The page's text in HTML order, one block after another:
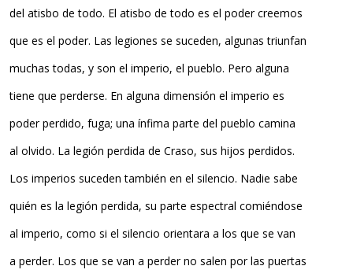
del atisbo de todo. El atisbo de todo es el poder creemos
que es el poder. Las legiones se suceden, algunas triunfan
muchas todas, y son el imperio, el pueblo. Pero alguna
tiene que perderse. En alguna dimensión el imperio es
poder perdido, fuga; una ínfima parte del pueblo camina
al olvido. La legión perdida de Craso, sus hijos perdidos.
Los imperios suceden también en el silencio. Nadie sabe
quién es la legión perdida, su parte espectral comiéndose
al imperio, como si el silencio orientara a los que se van
a perder. Los que se van a perder no salen por las puertas